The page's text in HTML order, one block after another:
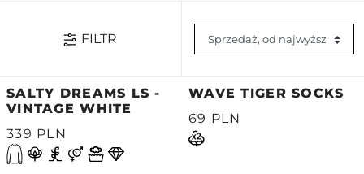
FILTR
SALTY DREAMS LS -
VINTAGE WHITE
339 PLN
WAVE TIGER SOCKS
69 PLN